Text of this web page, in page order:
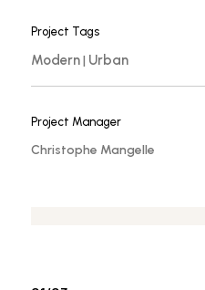
Project Tags
Modern| Urban
Project Manager
Christophe Mangelle